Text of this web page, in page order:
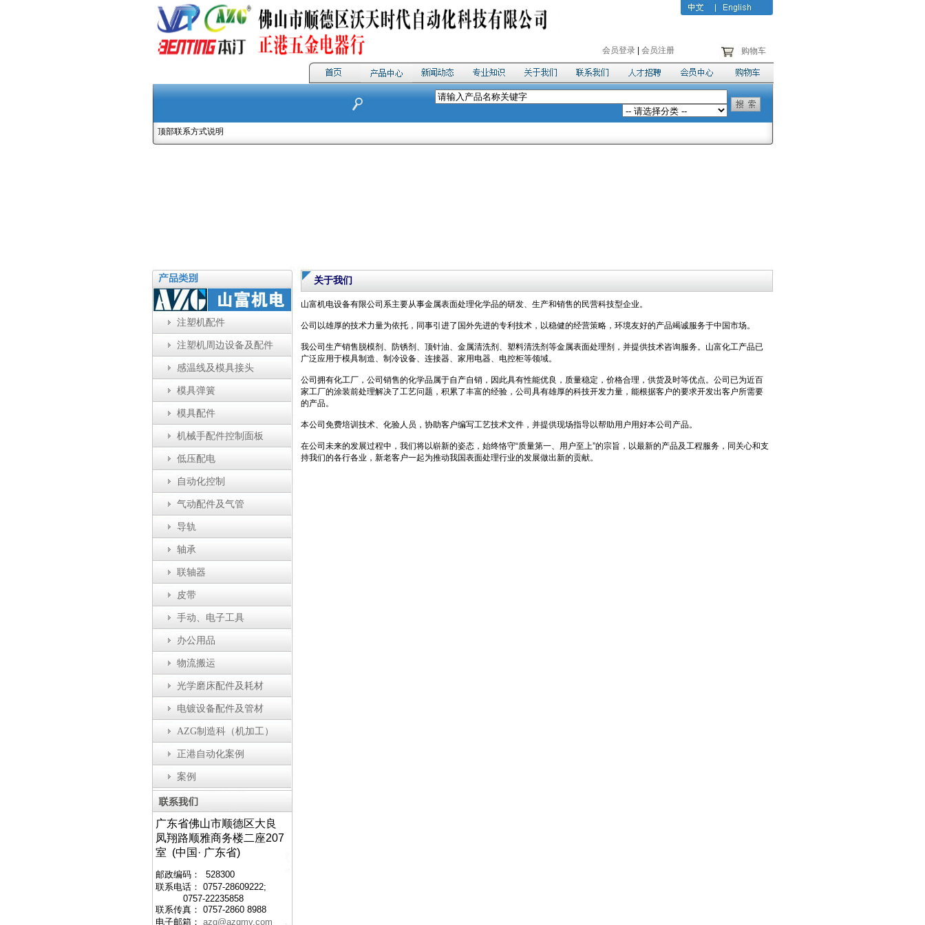
会员登录 会员注册 购物车
顶部联系方式说明
注塑机配件
注塑机周边设备及配件
感温线及模具接头
模具弹簧
模具配件
机械手配件控制面板
低压配电
自动化控制
气动配件及气管
导轨
轴承
联轴器
皮带
手动、电子工具
办公用品
物流搬运
光学磨床配件及耗材
电镀设备配件及管材
AZG制造科（机加工）
正港自动化案例
案例
广东省佛山市顺德区大良
凤翔路顺雅商务楼二座207
室 (中国· 广东省)
邮政编码： 528300
联系电话： 0757-28609222;
0757-22235858
联系传真： 0757-2860 8988
电子邮箱： azg@azgmy.com
关于我们
山富机电设备有限公司系主要从事金属表面处理化学品的研发、生产和销售的民营科技型企业。
公司以雄厚的技术力量为依托，同事引进了国外先进的专利技术，以稳健的经营策略，环境友好的产品竭诚服务于中国市场。
我公司生产销售脱模剂、防锈剂、顶针油、金属清洗剂、塑料清洗剂等金属表面处理剂，并提供技术咨询服务。山富化工产品已
广泛应用于模具制造、制冷设备、连接器、家用电器、电控柜等领域。
公司拥有化工厂，公司销售的化学品属于自产自销，因此具有性能优良，质量稳定，价格合理，供货及时等优点。公司已为近百
家工厂的涂装前处理解决了工艺问题，积累了丰富的经验，公司具有雄厚的科技开发力量，能根据客户的要求开发出客户所需要
的产品。
本公司免费培训技术、化验人员，协助客户编写工艺技术文件，并提供现场指导以帮助用户用好本公司产品。
在公司未来的发展过程中，我们将以崭新的姿态，始终恪守“质量第一、用户至上”的宗旨，以最新的产品及工程服务，同关心和支
持我们的各行各业，新老客户一起为推动我国表面处理行业的发展做出新的贡献。